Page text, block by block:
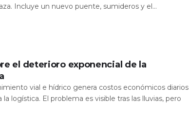
Incluye un nuevo puente, sumideros y el...
el deterioro exponencial de la
vial e hídrico genera costos económicos diarios
logística. El problema es visible tras las lluvias, pero